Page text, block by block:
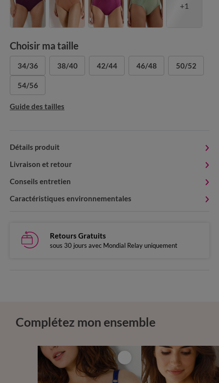
+1
Choisir ma taille
34/36 38/40 42/44 46/48 50/52
54/56
Guide des tailles
Détails produit
Livraison et retour
Conseils entretien
Caractéristiques environnementales
Retours Gratuits
sous 30 jours avec Mondial Relay uniquement
Complétez mon ensemble